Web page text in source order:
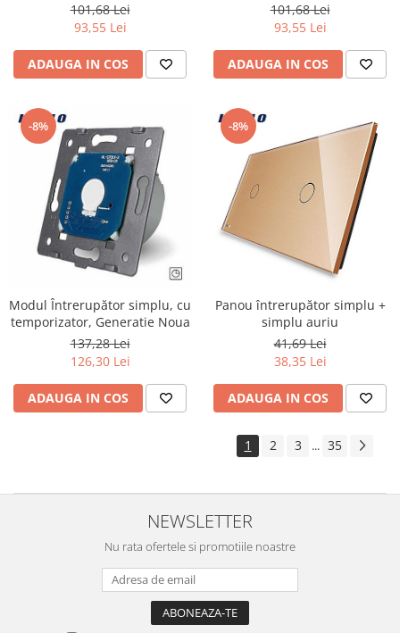
101,68 Lei
93,55 Lei
ADAUGA IN COS
101,68 Lei
93,55 Lei
ADAUGA IN COS
-8%
Modul Întrerupător simplu, cu
temporizator, Generatie Noua
137,28 Lei
126,30 Lei
ADAUGA IN COS
-8%
Panou întrerupător simplu +
simplu auriu
41,69 Lei
38,35 Lei
ADAUGA IN COS
1 2 3 ... 35
NEWSLETTER
Nu rata ofertele si promotiile noastre